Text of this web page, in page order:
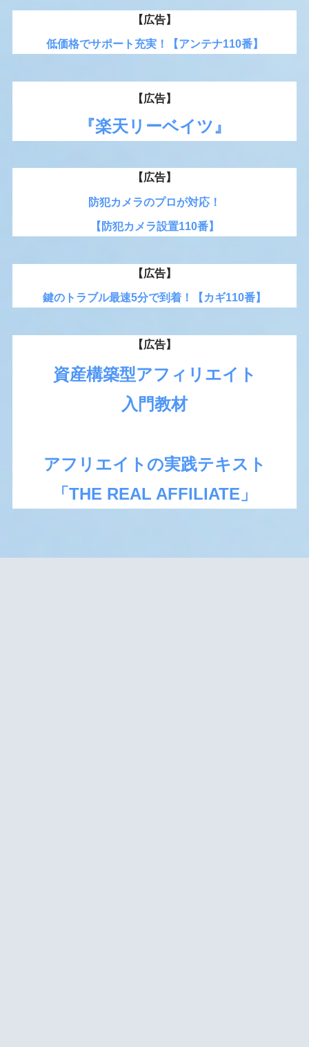
【広告】
低価格でサポート充実！【アンテナ110番】
【広告】
『楽天リーベイツ』
【広告】
防犯カメラのプロが対応！
【防犯カメラ設置110番】
【広告】
鍵のトラブル最速5分で到着！【カギ110番】
【広告】
資産構築型アフィリエイト
入門教材
アフリエイトの実践テキスト
「THE REAL AFFILIATE」